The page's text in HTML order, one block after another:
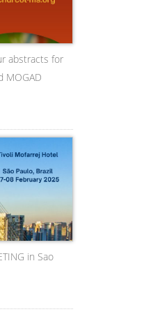
abstracts for
MOGAD
in Sao